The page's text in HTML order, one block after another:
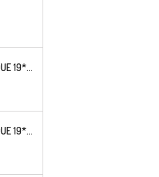
POCHOIR PLASTIQUE 19*6CM : THÈME ENFANT (02)
POCHOIR PLASTIQUE 19*6CM : FEUILLE ET FLEURS